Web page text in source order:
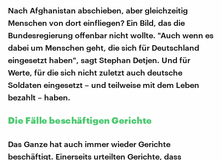
Nach Afghanistan abschieben, aber gleichzeitig
Menschen von dort einfliegen? Ein Bild, das die
Bundesregierung offenbar nicht wollte. "Auch wenn es
dabei um Menschen geht, die sich für Deutschland
eingesetzt haben", sagt Stephan Detjen. Und für
Werte, für die sich nicht zuletzt auch deutsche
Soldaten eingesetzt – und teilweise mit dem Leben
bezahlt – haben.
Die Fälle beschäftigen Gerichte
Das Ganze hat auch immer wieder Gerichte
beschäftigt. Einerseits urteilten Gerichte, dass